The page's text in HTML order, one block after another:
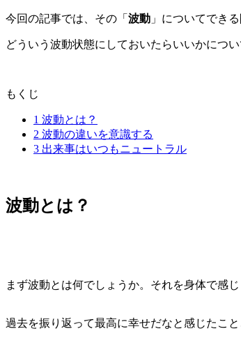
今回の記事では、その「 波動 」についてでき
どういう波動状態にしておいたらいいかについ
もくじ
1 波動とは？
2 波動の違いを意識する
3 出来事はいつもニュートラル
波動とは？
まず波動とは何でしょうか。それを身体で感
過去を振り返って最高に幸せだなと感じたこ